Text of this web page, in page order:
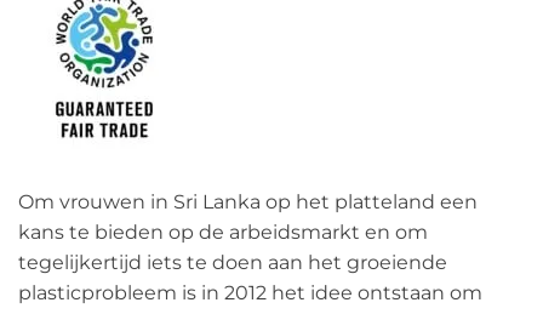
Om vrouwen in Sri Lanka op het platteland een
kans te bieden op de arbeidsmarkt en om
tegelijkertijd iets te doen aan het groeiende
plasticprobleem is in 2012 het idee ontstaan om